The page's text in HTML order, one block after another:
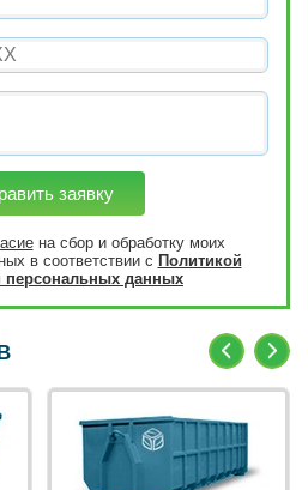
заявку
на сбор и обработку моих
в соответствии с Политикой
персональных данных